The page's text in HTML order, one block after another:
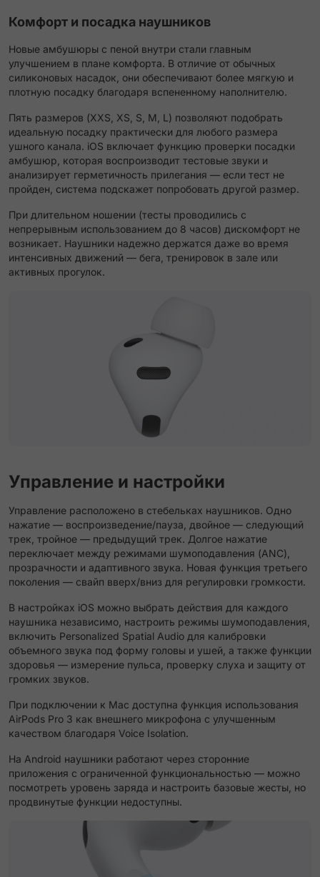
Комфорт и посадка наушников
Новые амбушюры с пеной внутри стали главным
улучшением в плане комфорта. В отличие от обычных
силиконовых насадок, они обеспечивают более мягкую и
плотную посадку благодаря вспененному наполнителю.
Пять размеров (XXS, XS, S, M, L) позволяют подобрать
идеальную посадку практически для любого размера
ушного канала. iOS включает функцию проверки посадки
амбушюр, которая воспроизводит тестовые звуки и
анализирует герметичность прилегания — если тест не
пройден, система подскажет попробовать другой размер.
При длительном ношении (тесты проводились с
непрерывным использованием до 8 часов) дискомфорт не
возникает. Наушники надежно держатся даже во время
интенсивных движений — бега, тренировок в зале или
активных прогулок.
Управление и настройки
Управление расположено в стебельках наушников. Одно
нажатие — воспроизведение/пауза, двойное — следующий
трек, тройное — предыдущий трек. Долгое нажатие
переключает между режимами шумоподавления (ANC),
прозрачности и адаптивного звука. Новая функция третьего
поколения — свайп вверх/вниз для регулировки громкости.
В настройках iOS можно выбрать действия для каждого
наушника независимо, настроить режимы шумоподавления,
включить Personalized Spatial Audio для калибровки
объемного звука под форму головы и ушей, а также функции
здоровья — измерение пульса, проверку слуха и защиту от
громких звуков.
При подключении к Mac доступна функция использования
AirPods Pro 3 как внешнего микрофона с улучшенным
качеством благодаря Voice Isolation.
На Android наушники работают через сторонние
приложения с ограниченной функциональностью — можно
посмотреть уровень заряда и настроить базовые жесты, но
продвинутые функции недоступны.